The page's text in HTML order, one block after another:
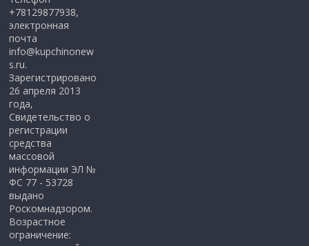
+78129877938,
электронная
почта
info@kupchinonew
s.ru.
Зарегистрировано
26 апреля 2013
года,
Свидетельство о
регистрации
средства
массовой
информации ЭЛ №
ФС 77 - 53728
выдано
Роскомнадзором.
Возрастное
ограничение: